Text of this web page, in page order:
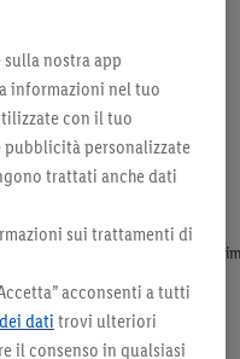
parte dell’assortimento. Ill.
nostra app
informazioni nel tuo
con il tuo
pubblicità personalizzate
trattati anche dati
sui trattamenti di
acconsenti a tutti
dati trovi ulteriori
il consenso in qualsiasi